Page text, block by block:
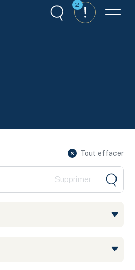
RechercheAlertes
2
Menu
Tout effacer
Aller